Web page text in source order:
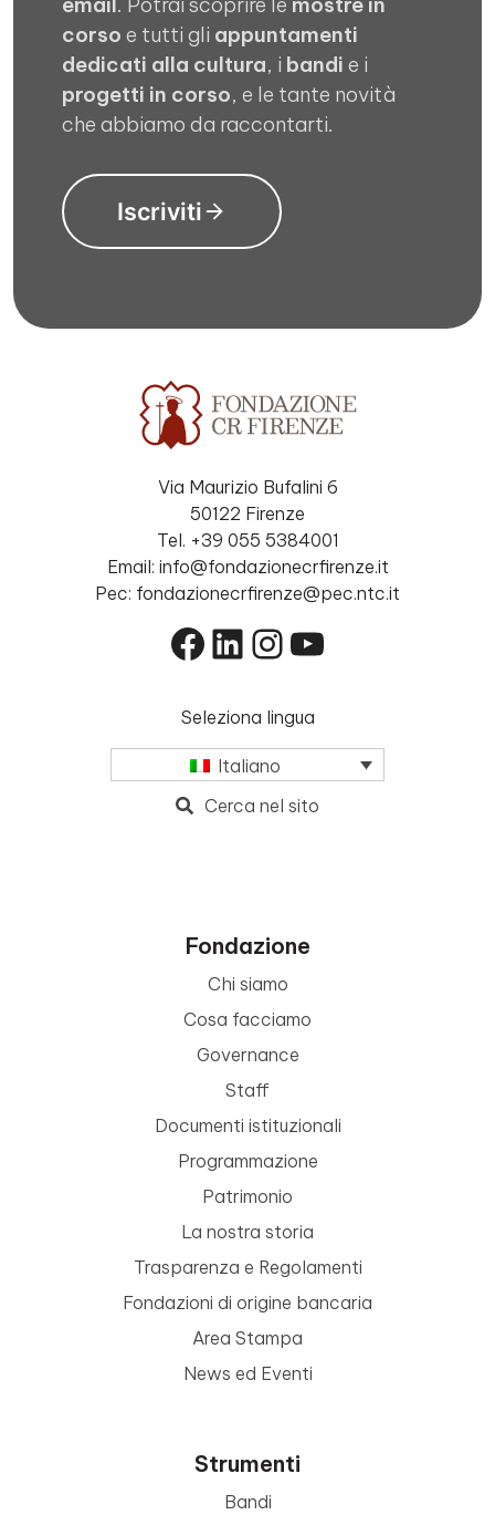
corso e tutti gli appuntamenti
dedicati alla cultura, i bandi e i
progetti in corso, e le tante novità
che abbiamo da raccontarti.
Iscriviti
Via Maurizio Bufalini 6
50122 Firenze
Tel. +39 055 5384001
Email: info@fondazionecrfirenze.it
Pec: fondazionecrfirenze@pec.ntc.it
Facebook
LinkedIn
Instagram
YouTube
Seleziona lingua
Italiano
Cerca nel sito
Fondazione
Chi siamo
Cosa facciamo
Governance
Staff
Documenti istituzionali
Programmazione
Patrimonio
La nostra storia
Trasparenza e Regolamenti
Fondazioni di origine bancaria
Area Stampa
News ed Eventi
Strumenti
Bandi